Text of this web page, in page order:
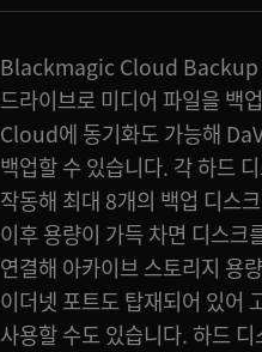
Blackmagic Cloud Backup
드라이브로 미디어 파일을
Cloud에 동기화도 가능해
백업할 수 있습니다. 각 하드
작동해 최대 8개의 백업 디스
이후 용량이 가득 차면 디스크
연결해 아카이브 스토리지 용
이더넷 포트도 탑재되어 있어
사용할 수도 있습니다. 하드